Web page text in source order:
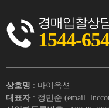
경매입찰상
1544-
상호명 : 마이옥션
대표자 : 정민준 (email.